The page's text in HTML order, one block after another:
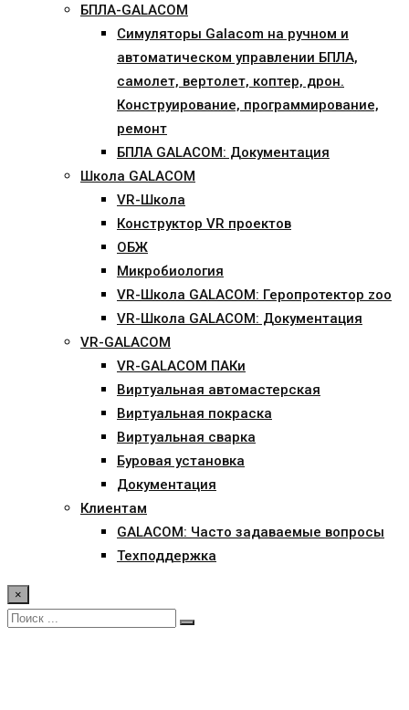
БПЛА-GALACOM
Симуляторы Galacom на ручном и
автоматическом управлении БПЛА,
самолет, вертолет, коптер, дрон.
Конструирование, программирование,
ремонт
БПЛА GALACOM: Документация
Школа GALACOM
VR-Школа
Конструктор VR проектов
ОБЖ
Микробиология
VR-Школа GALACOM: Геропротектор zoo
VR-Школа GALACOM: Документация
VR-GALACOM
VR-GALACOM ПАКи
Виртуальная автомастерская
Виртуальная покраска
Виртуальная сварка
Буровая установка
Документация
Клиентам
GALACOM: Часто задаваемые вопросы
Техподдержка
×